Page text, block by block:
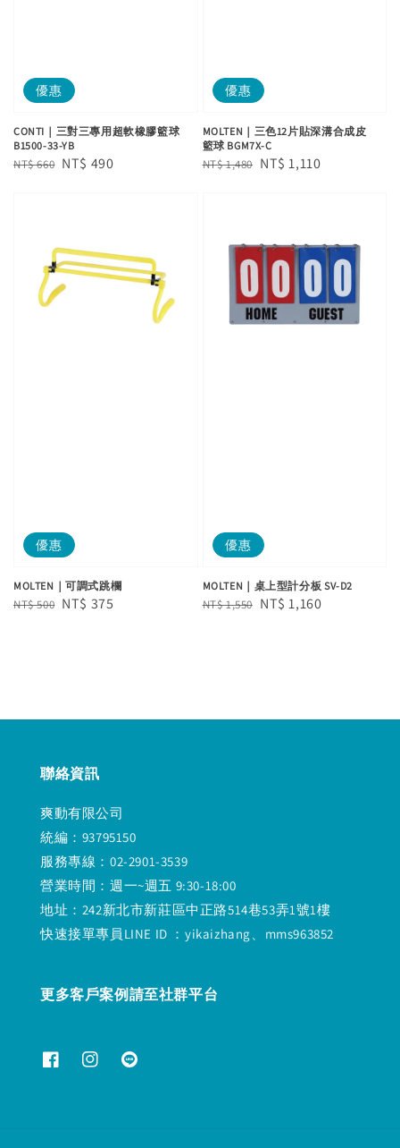
優惠
CONTI｜三對三專用超軟橡膠籃球
B1500-33-YB
Regular
NT$ 660 Sale
NT$ 490
優惠
MOLTEN｜三色12片貼深溝合成皮
籃球 BGM7X-C
Regular
NT$ 1,480 Sale
NT$ 1,110
優惠
MOLTEN｜可調式跳欄
Regular
NT$ 500 Sale
NT$ 375
優惠
MOLTEN｜桌上型計分板 SV-D2
Regular
NT$ 1,550 Sale
NT$ 1,160
聯絡資訊
爽動有限公司
統編：93795150
服務專線：02-2901-3539
營業時間：週一~週五 9:30-18:00
地址：242新北市新莊區中正路514巷53弄1號1樓
快速接單專員LINE ID ：yikaizhang、mms963852
更多客戶案例請至社群平台